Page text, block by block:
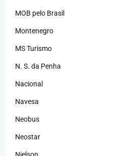
MOB pelo Brasil
Montenegro
MS Turismo
N. S. da Penha
Nacional
Navesa
Neobus
Neostar
Nielson